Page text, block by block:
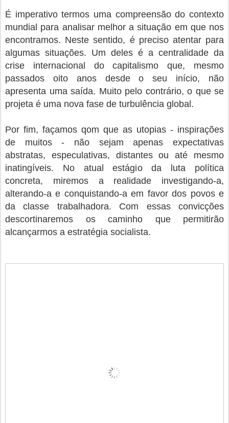
É imperativo termos uma compreensão do contexto
mundial para analisar melhor a situação em que nos
encontramos. Neste sentido, é preciso atentar para
algumas situações. Um deles é a centralidade da
crise internacional do capitalismo que, mesmo
passados oito anos desde o seu início, não
apresenta uma saída. Muito pelo contrário, o que se
projeta é uma nova fase de turbulência global.
Por fim, façamos qom que as utopias - inspirações
de muitos - não sejam apenas expectativas
abstratas, especulativas, distantes ou até mesmo
inatingíveis. No atual estágio da luta política
concreta, miremos a realidade investigando-a,
alterando-a e conquistando-a em favor dos povos e
da classe trabalhadora. Com essas convicções
descortinaremos os caminho que permitirão
alcançarmos a estratégia socialista.